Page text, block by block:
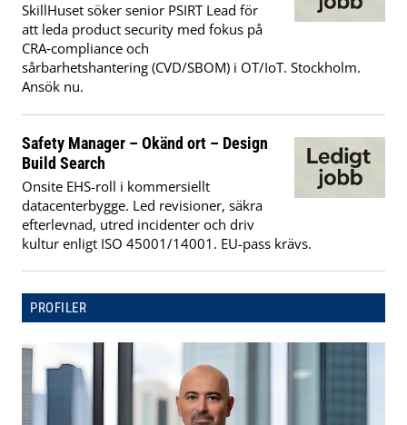
SkillHuset söker senior PSIRT Lead för
att leda product security med fokus på
CRA‑compliance och
sårbarhetshantering (CVD/SBOM) i OT/IoT. Stockholm.
Ansök nu.
Safety Manager – Okänd ort – Design
Build Search
Onsite EHS-roll i kommersiellt
datacenterbygge. Led revisioner, säkra
efterlevnad, utred incidenter och driv
kultur enligt ISO 45001/14001. EU-pass krävs.
PROFILER